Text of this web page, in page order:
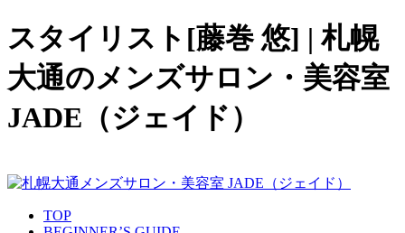
スタイリスト[藤巻 悠] | 札幌
大通のメンズサロン・美容室
JADE（ジェイド）
TOP